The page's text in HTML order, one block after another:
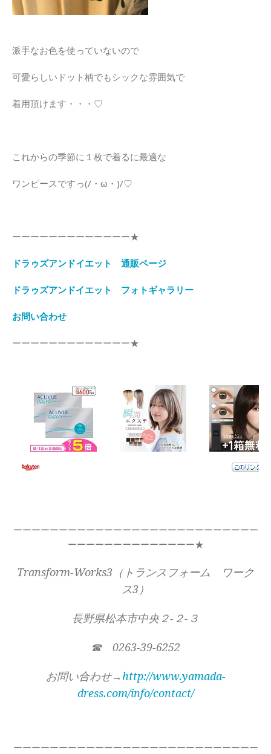
派手なお色を使っていないので
可愛らしいドット柄でもシックな雰囲気で
着用頂けます・・・♡
これからの季節に１枚で着るに最適な
ワンピースですっ(/・ω・)/♡
ーーーーーーーーーーーーー★
ドラゥズアンドイエット 通販ページ
ドラゥズアンドイエット フォトギャラリー
お問い合わせ
ーーーーーーーーーーーーー★
ーーーーーーーーーーーーーーーーーーーーーーーーーーー
ーーーーーーーーーーーーーー★
Transform-Works3（トランスフォーム ワーク
ス3）
長野県松本市中央２-２-３
☎ 0263-39-6252
お問い合わせ→http://www.yamada-
dress.com/info/contact/
ーーーーーーーーーーーーーーーーーーーーーーーーーーー